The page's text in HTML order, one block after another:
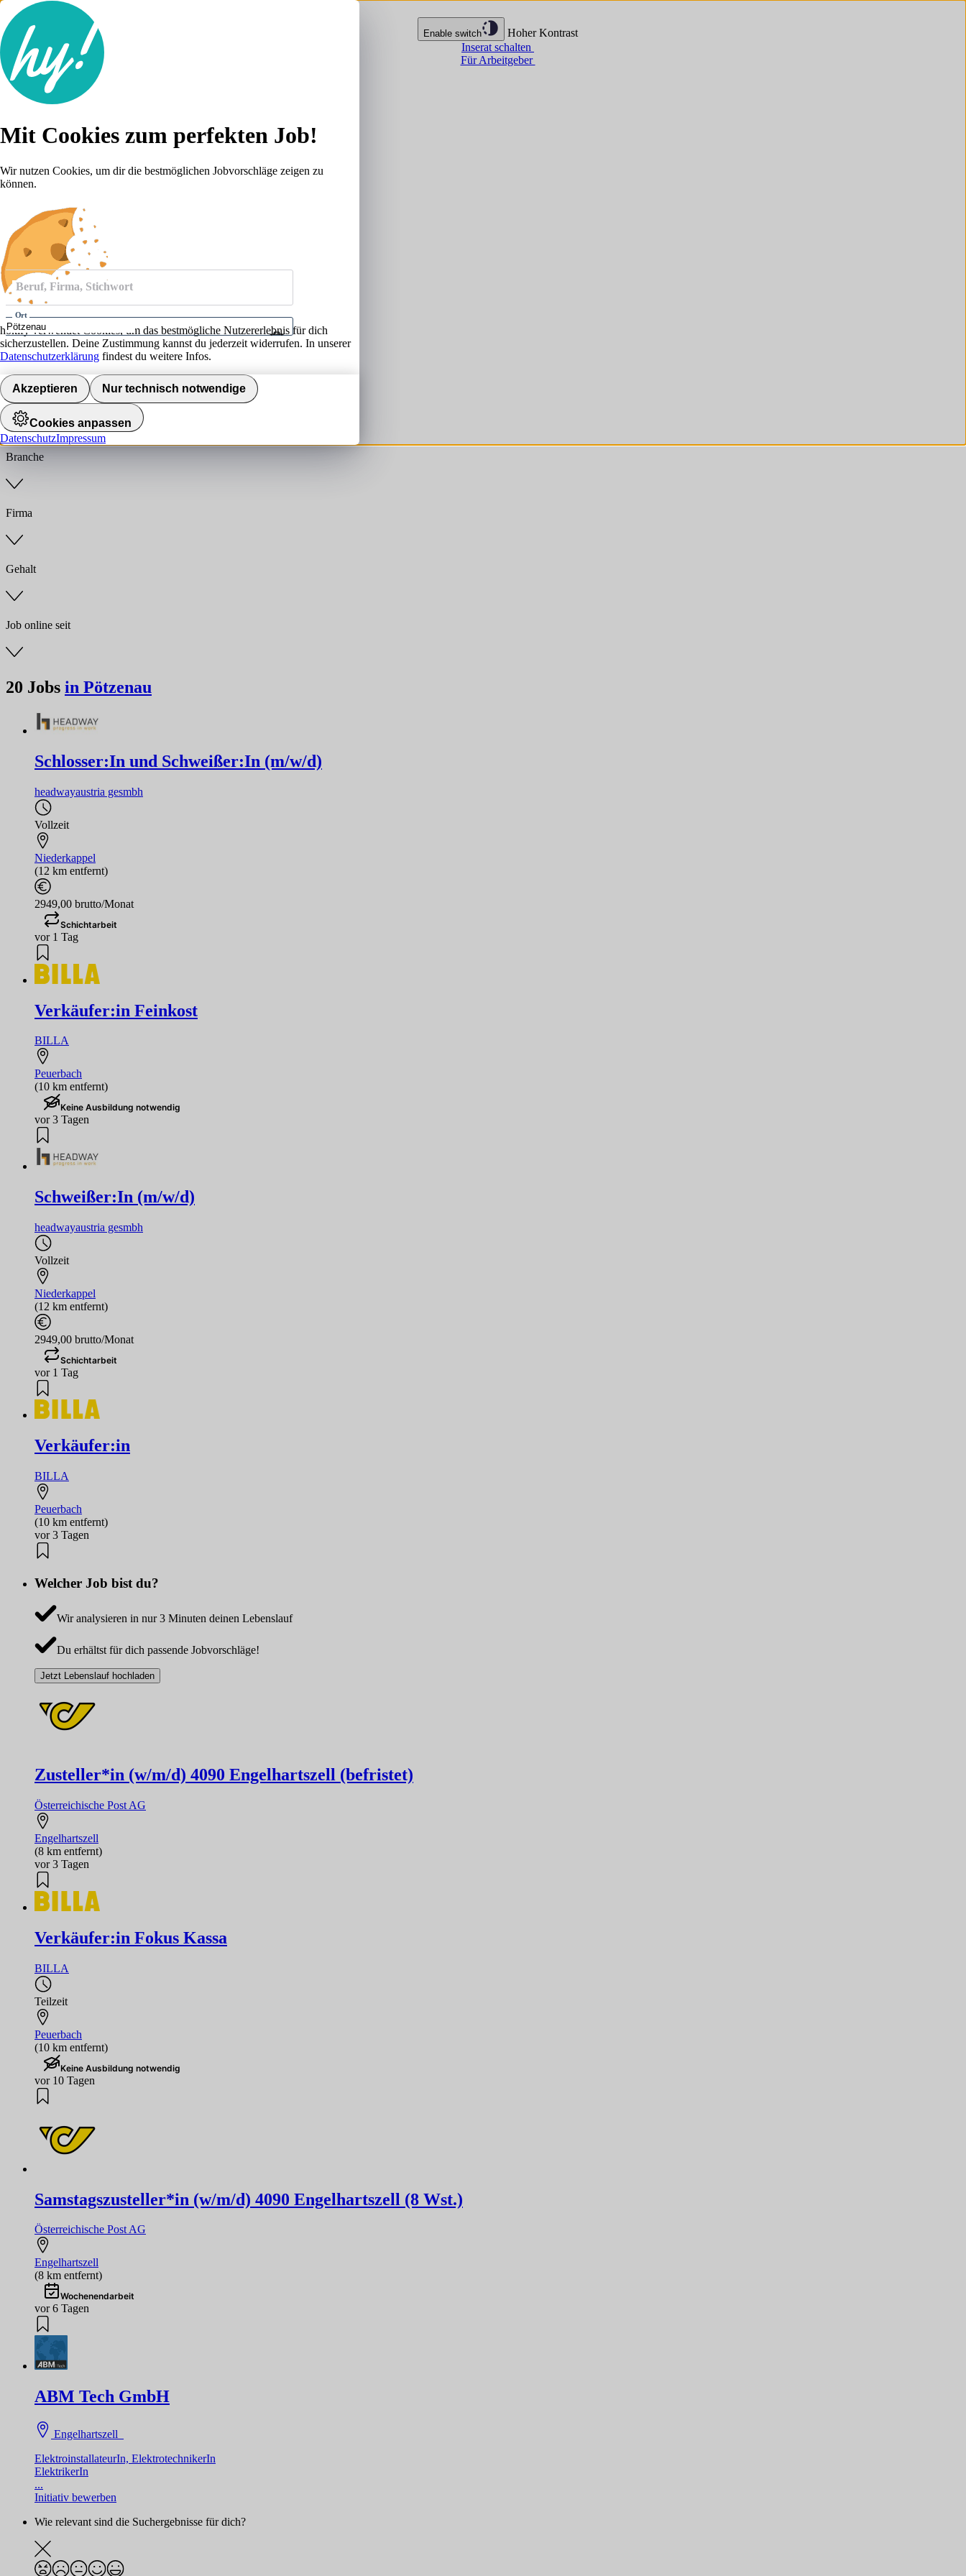
Enable switch
Hoher Kontrast
Inserat schalten
Für Arbeitgeber
Lebenslauf
Karriere-Tipps
Anmelden
Beruf, Firma, Stichwort
Ort
Umkreis
Jobs finden
Anstellungsart
Branche
Firma
Gehalt
Job online seit
20 Jobs in Pötzenau
Schlosser:In und Schweißer:In (m/w/d)
headwayaustria gesmbh
Vollzeit
Niederkappel
(12 km entfernt)
2949,00 brutto/Monat
Schichtarbeit
vor 1 Tag
Verkäufer:in Feinkost
BILLA
Peuerbach
(10 km entfernt)
Keine Ausbildung notwendig
vor 3 Tagen
Schweißer:In (m/w/d)
headwayaustria gesmbh
Vollzeit
Niederkappel
(12 km entfernt)
2949,00 brutto/Monat
Schichtarbeit
vor 1 Tag
Verkäufer:in
BILLA
Peuerbach
(10 km entfernt)
vor 3 Tagen
Welcher Job bist du?
Wir analysieren in nur 3 Minuten deinen Lebenslauf
Du erhältst für dich passende Jobvorschläge!
Jetzt Lebenslauf hochladen
Zusteller*in (w/m/d) 4090 Engelhartszell (befristet)
Österreichische Post AG
Engelhartszell
(8 km entfernt)
vor 3 Tagen
Verkäufer:in Fokus Kassa
BILLA
Teilzeit
Peuerbach
(10 km entfernt)
Keine Ausbildung notwendig
vor 10 Tagen
Samstagszusteller*in (w/m/d) 4090 Engelhartszell (8 Wst.)
Österreichische Post AG
Engelhartszell
(8 km entfernt)
Wochenendarbeit
vor 6 Tagen
ABM Tech GmbH
Engelhartszell
ElektroinstallateurIn, ElektrotechnikerIn
ElektrikerIn
...
Initiativ bewerben
Wie relevant sind die Suchergebnisse für dich?
Mit Cookies zum perfekten Job!
Wir nutzen Cookies, um dir die bestmöglichen Jobvorschläge zeigen zu
können.
hokify verwendet Cookies, um das bestmögliche Nutzererlebnis für dich
sicherzustellen. Deine Zustimmung kannst du jederzeit widerrufen. In unserer
Datenschutzerklärung findest du weitere Infos.
Akzeptieren Nur technisch notwendige
Cookies anpassen
DatenschutzImpressum